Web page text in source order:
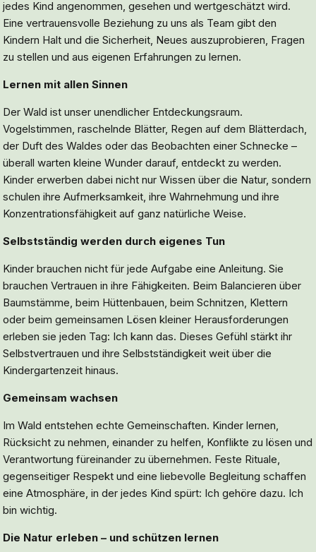
jedes Kind angenommen, gesehen und wertgeschätzt wird.
Eine vertrauensvolle Beziehung zu uns als Team gibt den
Kindern Halt und die Sicherheit, Neues auszuprobieren, Fragen
zu stellen und aus eigenen Erfahrungen zu lernen.
Lernen mit allen Sinnen
Der Wald ist unser unendlicher Entdeckungsraum.
Vogelstimmen, raschelnde Blätter, Regen auf dem Blätterdach,
der Duft des Waldes oder das Beobachten einer Schnecke –
überall warten kleine Wunder darauf, entdeckt zu werden.
Kinder erwerben dabei nicht nur Wissen über die Natur, sondern
schulen ihre Aufmerksamkeit, ihre Wahrnehmung und ihre
Konzentrationsfähigkeit auf ganz natürliche Weise.
Selbstständig werden durch eigenes Tun
Kinder brauchen nicht für jede Aufgabe eine Anleitung. Sie
brauchen Vertrauen in ihre Fähigkeiten. Beim Balancieren über
Baumstämme, beim Hüttenbauen, beim Schnitzen, Klettern
oder beim gemeinsamen Lösen kleiner Herausforderungen
erleben sie jeden Tag: Ich kann das. Dieses Gefühl stärkt ihr
Selbstvertrauen und ihre Selbstständigkeit weit über die
Kindergartenzeit hinaus.
Gemeinsam wachsen
Im Wald entstehen echte Gemeinschaften. Kinder lernen,
Rücksicht zu nehmen, einander zu helfen, Konflikte zu lösen und
Verantwortung füreinander zu übernehmen. Feste Rituale,
gegenseitiger Respekt und eine liebevolle Begleitung schaffen
eine Atmosphäre, in der jedes Kind spürt: Ich gehöre dazu. Ich
bin wichtig.
Die Natur erleben – und schützen lernen